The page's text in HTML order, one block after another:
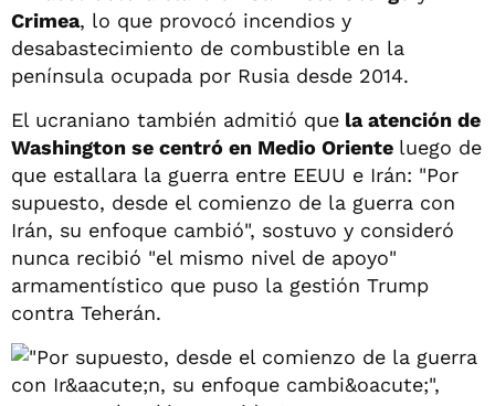
Crimea, lo que provocó incendios y
desabastecimiento de combustible en la
península ocupada por Rusia desde 2014.
El ucraniano también admitió que la atención de
Washington se centró en Medio Oriente luego de
que estallara la guerra entre EEUU e Irán: "Por
supuesto, desde el comienzo de la guerra con
Irán, su enfoque cambió", sostuvo y consideró
nunca recibió "el mismo nivel de apoyo"
armamentístico que puso la gestión Trump
contra Teherán.